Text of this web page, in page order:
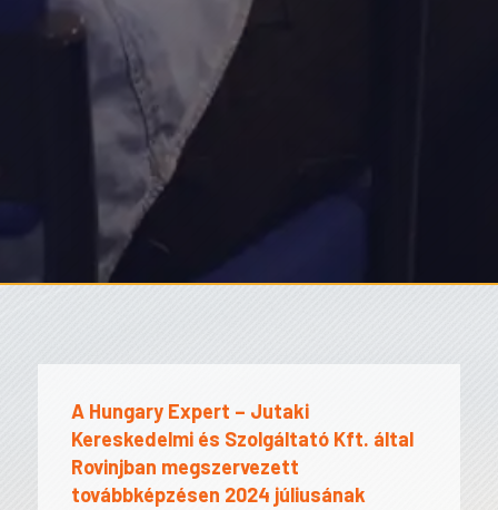
A Hungary Expert – Jutaki
Kereskedelmi és Szolgáltató Kft. által
Rovinjban megszervezett
továbbképzésen 2024 júliusának